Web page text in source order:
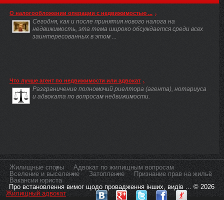
О налогообложении операции с недвижимостью ...
Сегодня, как и после принятия нового налога на
недвижимость, эта тема широко обсуждается среди всех
заинтересованных в этом ...
Что лучше агент по недвижимости или адвокат
Разграничение полномочий риелтора (агента), нотариуса
и адвоката по вопросам недвижимости.
Жилищные споры
Адвокат по жилищным вопросам
Вселение и выселение
Затопление
Признание прав на жильё
Вакансии юриста
Про встановлення вимог щодо провадження інших, видів ... © 2026
Жилищный адвокат